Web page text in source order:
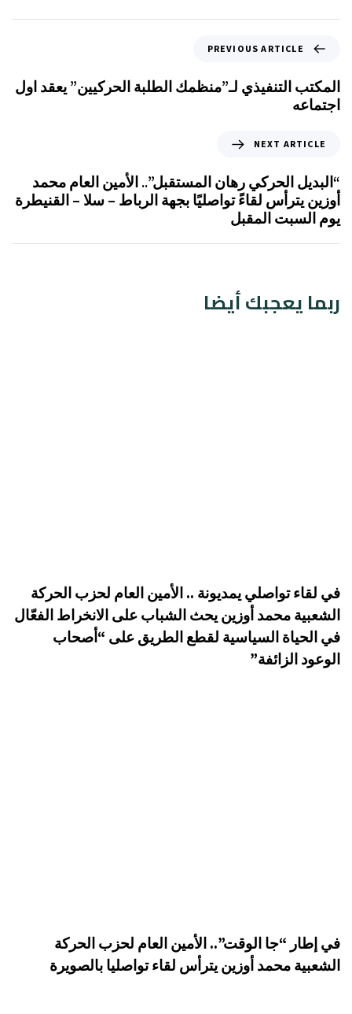
PREVIOUS ARTICLE
المكتب التنفيذي لـ”منظمك الطلبة الحركيين” يعقد اول
اجتماعه
NEXT ARTICLE
“البديل الحركي رهان المستقبل”.. الأمين العام محمد
أوزين يترأس لقاءً تواصليًا بجهة الرباط – سلا – القنيطرة
يوم السبت المقبل
ربما يعجبك أيضا
في لقاء تواصلي يمديونة .. الأمين العام لحزب الحركة
الشعبية محمد أوزين يحث الشباب على الانخراط الفعّال
في الحياة السياسية لقطع الطريق على “أصحاب
الوعود الزائفة”
في إطار “جا الوقت”.. الأمين العام لحزب الحركة
الشعبية محمد أوزين يترأس لقاء تواصليا بالصويرة